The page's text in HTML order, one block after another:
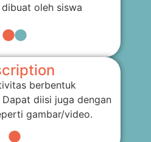
oleh siswa
berbentuk
diisi juga dengan
gambar/video.